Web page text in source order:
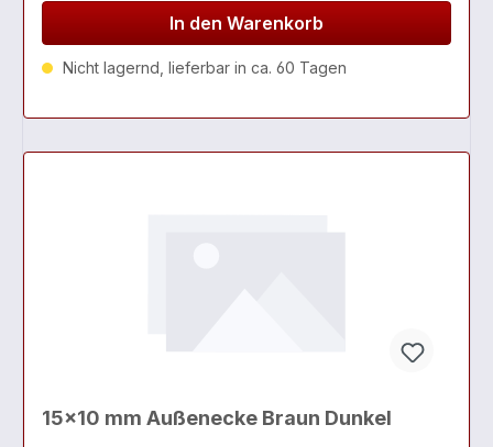
In den Warenkorb
Nicht lagernd, lieferbar in ca. 60 Tagen
15x10 mm Außenecke Braun Dunkel